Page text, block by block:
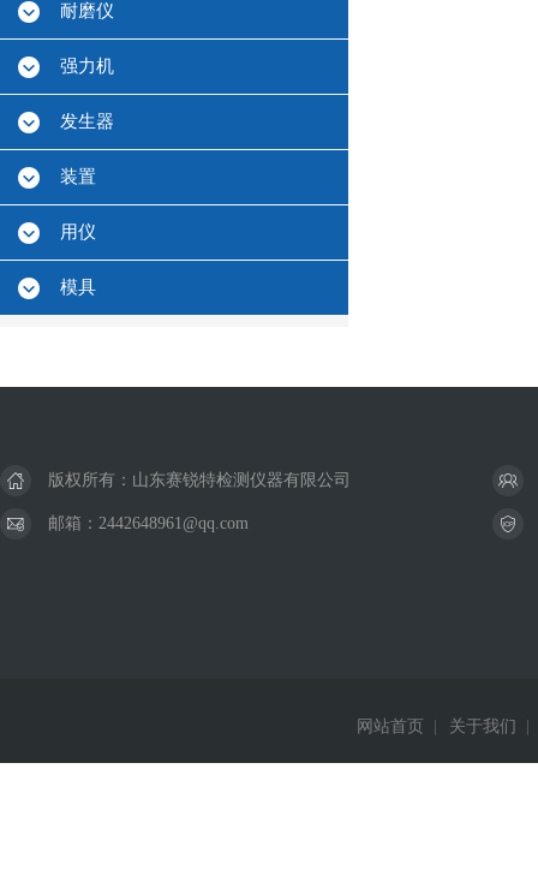
耐磨仪
强力机
发生器
装置
用仪
模具
版权所有：山东赛锐特检测仪器有限公司
邮箱：2442648961@qq.com
网站首页 关于我们